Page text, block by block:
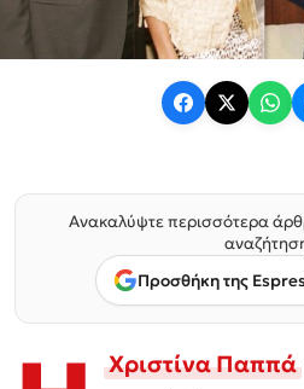
Ανακαλύψτε περισσότερα
Προσθήκη της
Χριστίνα Παππά